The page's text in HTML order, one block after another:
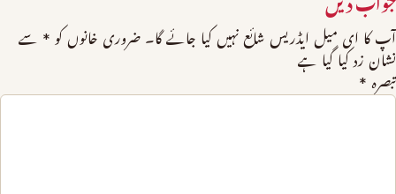
آپ کا ای میل ایڈریس شائع نہیں کیا جائے گا۔ ضروری خانوں کو * سے
نشان زد کیا گیا ہے
تبصرہ *